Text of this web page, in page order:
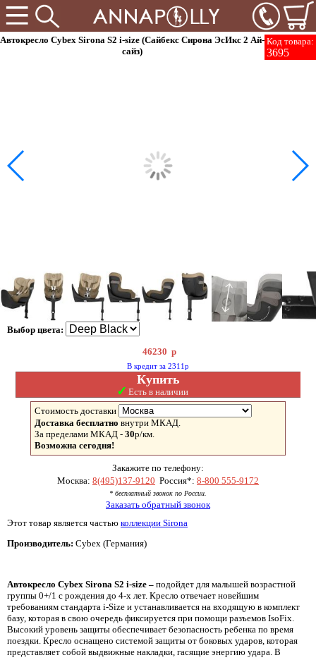
Код товара:
3695
Автокресло Cybex Sirona S2 i-size (Сайбекс Сирона ЭсИкс 2 Ай-
сайз)
Выбор цвета:
46230 р
В кредит за 2311р
Купить
✓ Есть в наличии
Стоимость доставки
Доставка бесплатно внутри МКАД.
За пределами МКАД - 30р/км.
Возможна сегодня!
Закажите по телефону:
Москва: 8(495)137-9120 Россия*: 8-800 555-9172
* бесплатный звонок по России.
Заказать обратный звонок
Этот товар является частью коллекции Sirona
Производитель: Cybex (Германия)
Автокресло Cybex Sirona S2 i-size – подойдет для малышей возрастной
группы 0+/1 с рождения до 4-х лет. Кресло отвечает новейшим
требованиям стандарта i-Size и устанавливается на входящую в комплект
базу, которая в свою очередь фиксируется при помощи разъемов IsoFix.
Высокий уровень защиты обеспечивает безопасность ребенка по время
поездки. Кресло оснащено системой защиты от боковых ударов, которая
представляет собой выдвижные накладки, гасящие энергию удара. В